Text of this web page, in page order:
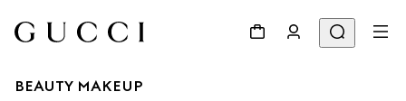
BEAUTY MAKEUP